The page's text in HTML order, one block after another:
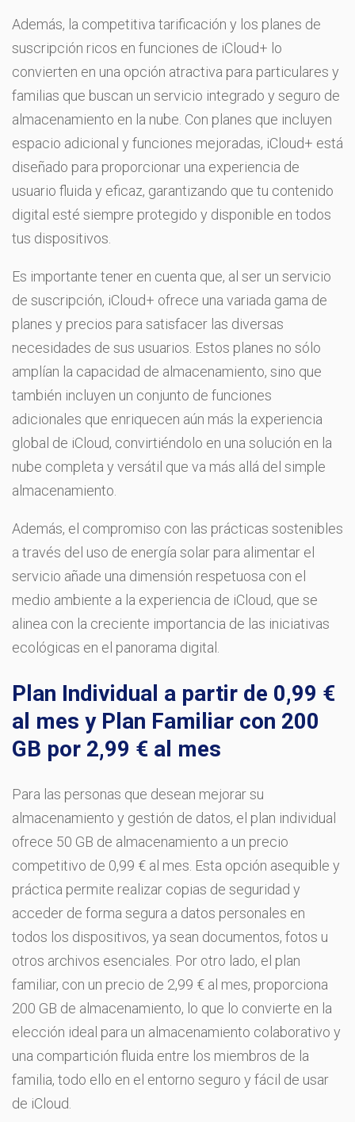
Además, la competitiva tarificación y los planes de
suscripción ricos en funciones de iCloud+ lo
convierten en una opción atractiva para particulares y
familias que buscan un servicio integrado y seguro de
almacenamiento en la nube. Con planes que incluyen
espacio adicional y funciones mejoradas, iCloud+ está
diseñado para proporcionar una experiencia de
usuario fluida y eficaz, garantizando que tu contenido
digital esté siempre protegido y disponible en todos
tus dispositivos.
Es importante tener en cuenta que, al ser un servicio
de suscripción, iCloud+ ofrece una variada gama de
planes y precios para satisfacer las diversas
necesidades de sus usuarios. Estos planes no sólo
amplían la capacidad de almacenamiento, sino que
también incluyen un conjunto de funciones
adicionales que enriquecen aún más la experiencia
global de iCloud, convirtiéndolo en una solución en la
nube completa y versátil que va más allá del simple
almacenamiento.
Además, el compromiso con las prácticas sostenibles
a través del uso de energía solar para alimentar el
servicio añade una dimensión respetuosa con el
medio ambiente a la experiencia de iCloud, que se
alinea con la creciente importancia de las iniciativas
ecológicas en el panorama digital.
Plan Individual a partir de 0,99 €
al mes y Plan Familiar con 200
GB por 2,99 € al mes
Para las personas que desean mejorar su
almacenamiento y gestión de datos, el plan individual
ofrece 50 GB de almacenamiento a un precio
competitivo de 0,99 € al mes. Esta opción asequible y
práctica permite realizar copias de seguridad y
acceder de forma segura a datos personales en
todos los dispositivos, ya sean documentos, fotos u
otros archivos esenciales. Por otro lado, el plan
familiar, con un precio de 2,99 € al mes, proporciona
200 GB de almacenamiento, lo que lo convierte en la
elección ideal para un almacenamiento colaborativo y
una compartición fluida entre los miembros de la
familia, todo ello en el entorno seguro y fácil de usar
de iCloud.